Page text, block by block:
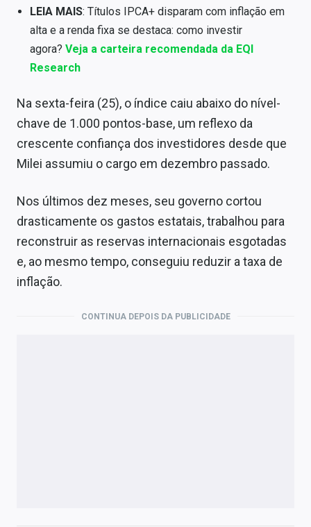
LEIA MAIS: Títulos IPCA+ disparam com inflação em
alta e a renda fixa se destaca: como investir
agora?Veja a carteira recomendada da EQI
Research
Na sexta-feira (25), o índice caiu abaixo do nível-
chave de 1.000 pontos-base, um reflexo da
crescente confiança dos investidores desde que
Milei assumiu o cargo em dezembro passado.
Nos últimos dez meses, seu governo cortou
drasticamente os gastos estatais, trabalhou para
reconstruir as reservas internacionais esgotadas
e, ao mesmo tempo, conseguiu reduzir a taxa de
inflação.
CONTINUA DEPOIS DA PUBLICIDADE